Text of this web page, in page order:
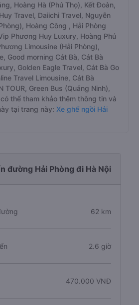
Hoàng Hà (Phú Thọ), Kết Đoàn,
Travel, Daiichi Travel, Nguyễn
Hoàng Công , Hải Phòng
Phương Huy Luxury, Hoàng Phú
Limousine (Hải Phòng),
Good morning Cát Bà, Cát Bà
Golden Eagle Travel, Cát Bà Go
Travel Limousine, Cát Bà
TOUR, Green Bus (Quảng Ninh),
thể tham khảo thêm thông tin và
tại trang này: Xe ghế ngồi Hải
đường Hải Phòng đi Hà Nội
62 km
2.6 giờ
470.000 VNĐ